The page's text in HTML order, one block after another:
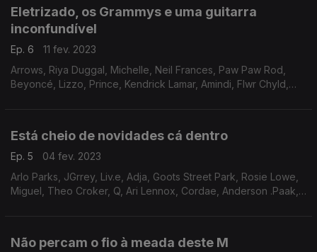
Eletrizado, os Grammys e uma guitarra
inconfundível
Ep. 6
11 fev. 2023
Arrows, Riya Duggal, Michelle, Neil Frances, Paw Paw Rod,
Beyoncé, Lizzo, Prince, Kendrick Lamar, Amindi, Flwr Chyld,
Está cheio de novidades cá dentro
Ep. 5
04 fev. 2023
Arlo Parks, JGrrey, Liv.e, Adja, Goots Street Park, Rosie Lowe,
Miguel, Theo Croker, Q, Ari Lennox, Cordae, Anderson .Paak,
Não percam o fio à meada deste M